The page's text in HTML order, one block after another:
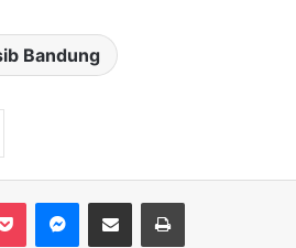
Bandung
Pocket Messenger
Share via Email Print